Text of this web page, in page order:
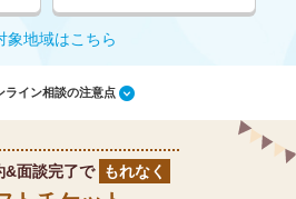
象地域はこちら
イン相談の注意点
&面談完了で もれなく